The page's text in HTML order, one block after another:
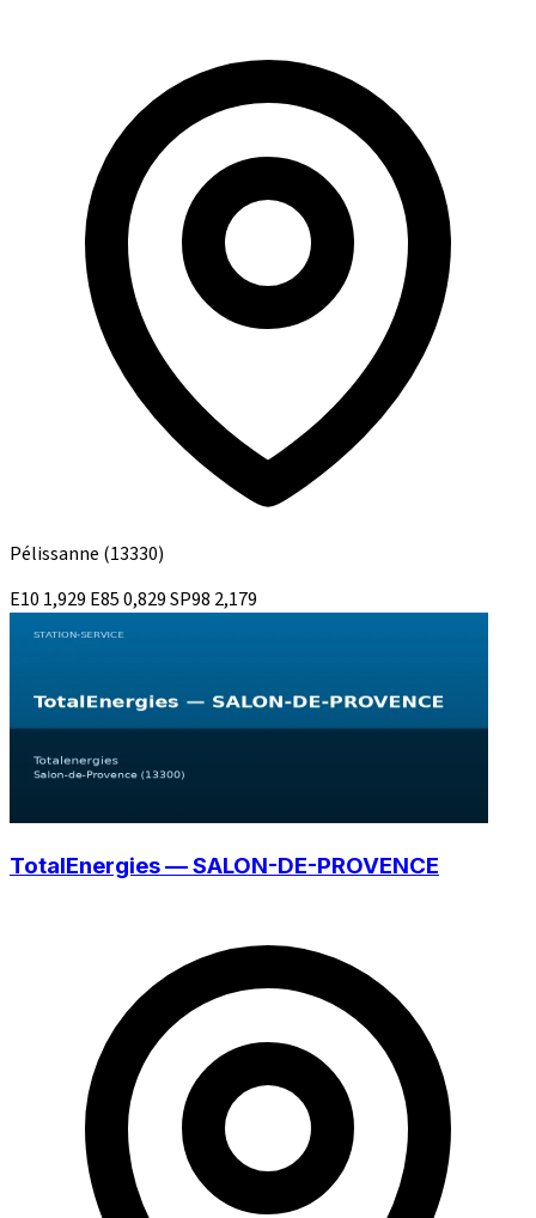
Pélissanne (13330)
E10 1,929 E850,829SP98 2,179
TotalEnergies — SALON-DE-PROVENCE